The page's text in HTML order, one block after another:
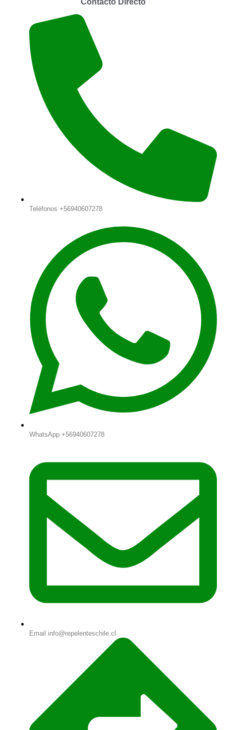
Contacto Directo
Teléfonos +56940607278
WhatsApp +56940607278
Email info@repelenteschile.cl